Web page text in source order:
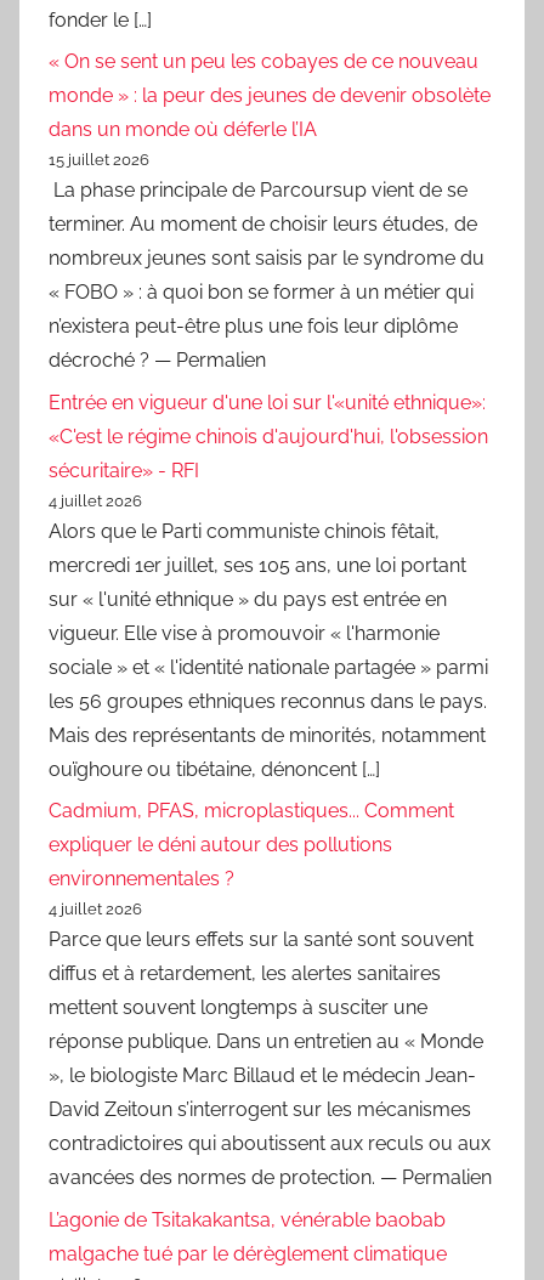
fonder le […]
« On se sent un peu les cobayes de ce nouveau
monde » : la peur des jeunes de devenir obsolète
dans un monde où déferle l’IA
15 juillet 2026
La phase principale de Parcoursup vient de se
terminer. Au moment de choisir leurs études, de
nombreux jeunes sont saisis par le syndrome du
« FOBO » : à quoi bon se former à un métier qui
n’existera peut-être plus une fois leur diplôme
décroché ? — Permalien
Entrée en vigueur d'une loi sur l'«unité ethnique»:
«C'est le régime chinois d'aujourd'hui, l'obsession
sécuritaire» - RFI
4 juillet 2026
Alors que le Parti communiste chinois fêtait,
mercredi 1er juillet, ses 105 ans, une loi portant
sur « l'unité ethnique » du pays est entrée en
vigueur. Elle vise à promouvoir « l'harmonie
sociale » et « l'identité nationale partagée » parmi
les 56 groupes ethniques reconnus dans le pays.
Mais des représentants de minorités, notamment
ouïghoure ou tibétaine, dénoncent […]
Cadmium, PFAS, microplastiques... Comment
expliquer le déni autour des pollutions
environnementales ?
4 juillet 2026
Parce que leurs effets sur la santé sont souvent
diffus et à retardement, les alertes sanitaires
mettent souvent longtemps à susciter une
réponse publique. Dans un entretien au « Monde
», le biologiste Marc Billaud et le médecin Jean-
David Zeitoun s’interrogent sur les mécanismes
contradictoires qui aboutissent aux reculs ou aux
avancées des normes de protection. — Permalien
L’agonie de Tsitakakantsa, vénérable baobab
malgache tué par le dérèglement climatique